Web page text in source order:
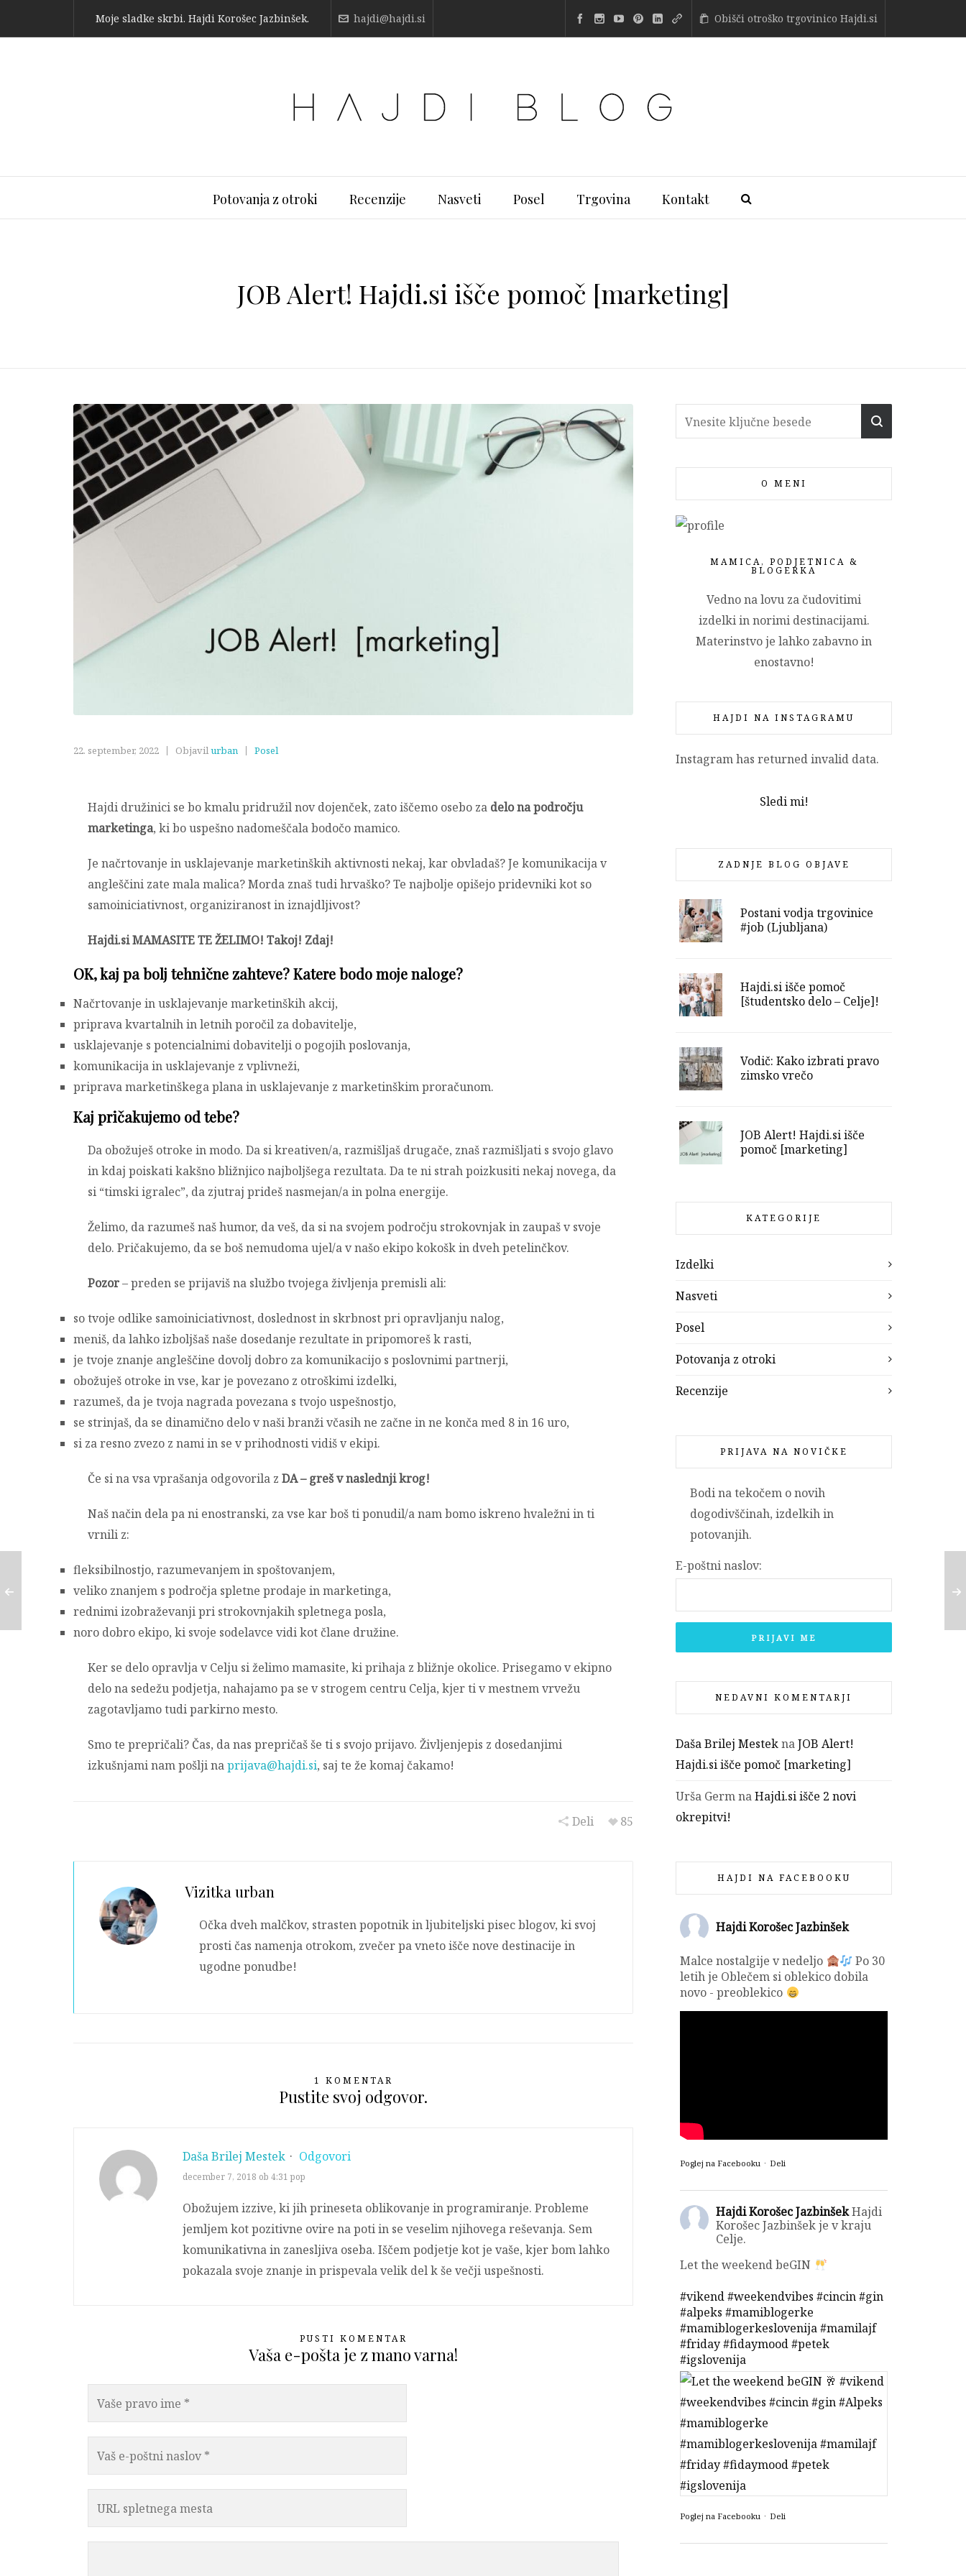
Moje sladke skrbi. Hajdi Korošec Jazbinšek. hajdi@hajdi.si Obišči otroško trgovinico Hajdi.si
Potovanja z otroki Recenzije Nasveti Posel Trgovina Kontakt
JOB Alert! Hajdi.si išče pomoč [marketing]
22. september, 2022 Objavilurban Posel
Hajdi družinici se bo kmalu pridružil nov dojenček, zato iščemo osebo za delo na področju
marketinga, ki bo uspešno nadomeščala bodočo mamico.
Je načrtovanje in usklajevanje marketinških aktivnosti nekaj, kar obvladaš? Je komunikacija v
angleščini zate mala malica? Morda znaš tudi hrvaško? Te najbolje opišejo pridevniki kot so
samoiniciativnost, organiziranost in iznajdljivost?
Hajdi.si MAMASITE TE ŽELIMO! Takoj! Zdaj!
OK, kaj pa bolj tehnične zahteve? Katere bodo moje naloge?
Načrtovanje in usklajevanje marketinških akcij,
priprava kvartalnih in letnih poročil za dobavitelje,
usklajevanje s potencialnimi dobavitelji o pogojih poslovanja,
komunikacija in usklajevanje z vplivneži,
priprava marketinškega plana in usklajevanje z marketinškim proračunom.
Kaj pričakujemo od tebe?
Da obožuješ otroke in modo. Da si kreativen/a, razmišljaš drugače, znaš razmišljati s svojo glavo
in kdaj poiskati kakšno bližnjico najboljšega rezultata. Da te ni strah poizkusiti nekaj novega, da
si “timski igralec”, da zjutraj prideš nasmejan/a in polna energije.
Želimo, da razumeš naš humor, da veš, da si na svojem področju strokovnjak in zaupaš v svoje
delo. Pričakujemo, da se boš nemudoma ujel/a v našo ekipo kokošk in dveh petelinčkov.
Pozor– preden se prijaviš na službo tvojega življenja premisli ali:
so tvoje odlike samoiniciativnost, doslednost in skrbnost pri opravljanju nalog,
meniš, da lahko izboljšaš naše dosedanje rezultate in pripomoreš k rasti,
je tvoje znanje angleščine dovolj dobro za komunikacijo s poslovnimi partnerji,
obožuješ otroke in vse, kar je povezano z otroškimi izdelki,
razumeš, da je tvoja nagrada povezana s tvojo uspešnostjo,
se strinjaš, da se dinamično delo v naši branži včasih ne začne in ne konča med 8 in 16 uro,
si za resno zvezo z nami in se v prihodnosti vidiš v ekipi.
Če si na vsa vprašanja odgovorila z DA – greš v naslednji krog!
Naš način dela pa ni enostranski, za vse kar boš ti ponudil/a nam bomo iskreno hvaležni in ti
vrnili z:
fleksibilnostjo, razumevanjem in spoštovanjem,
veliko znanjem s področja spletne prodaje in marketinga,
rednimi izobraževanji pri strokovnjakih spletnega posla,
noro dobro ekipo, ki svoje sodelavce vidi kot člane družine.
Ker se delo opravlja v Celju si želimo mamasite, ki prihaja z bližnje okolice. Prisegamo v ekipno
delo na sedežu podjetja, nahajamo pa se v strogem centru Celja, kjer ti v mestnem vrvežu
zagotavljamo tudi parkirno mesto.
Smo te prepričali? Čas, da nas prepričaš še ti s svojo prijavo. Življenjepis z dosedanjimi
izkušnjami nam pošlji naprijava@hajdi.si, saj te že komaj čakamo!
85
Deli
Vizitka urban
Očka dveh malčkov, strasten popotnik in ljubiteljski pisec blogov, ki svoj
prosti čas namenja otrokom, zvečer pa vneto išče nove destinacije in
ugodne ponudbe!
1 KOMENTAR
Pustite svoj odgovor.
Daša Brilej Mestek · Odgovori
december 7, 2018 ob 4:31 pop
Obožujem izzive, ki jih prineseta oblikovanje in programiranje. Probleme
jemljem kot pozitivne ovire na poti in se veselim njihovega reševanja. Sem
komunikativna in zanesljiva oseba. Iščem podjetje kot je vaše, kjer bom lahko
pokazala svoje znanje in prispevala velik del k še večji uspešnosti.
PUSTI KOMENTAR
Vaša e-pošta je z mano varna!
O MENI
MAMICA, PODJETNICA &
BLOGERKA
Vedno na lovu za čudovitimi
izdelki in norimi destinacijami.
Materinstvo je lahko zabavno in
enostavno!
HAJDI NA INSTAGRAMU
Instagram has returned invalid data.
Sledi mi!
ZADNJE BLOG OBJAVE
Postani vodja trgovinice
#job (Ljubljana)
Hajdi.si išče pomoč
[študentsko delo – Celje]!
Vodič: Kako izbrati pravo
zimsko vrečo
JOB Alert! Hajdi.si išče
pomoč [marketing]
KATEGORIJE
Izdelki
Nasveti
Posel
Potovanja z otroki
Recenzije
PRIJAVA NA NOVIČKE
Bodi na tekočem o novih
dogodivščinah, izdelkih in
potovanjih.
E-poštni naslov:
NEDAVNI KOMENTARJI
Daša Brilej MesteknaJOB Alert!
Hajdi.si išče pomoč [marketing]
Urša GermnaHajdi.si išče 2 novi
okrepitvi!
HAJDI NA FACEBOOKU
Hajdi Korošec Jazbinšek
Malce nostalgije v nedeljo
Po 30
letih je Oblečem si oblekico dobila
novo - preoblekico
Poglej na Facebooku · Deli
Hajdi Korošec JazbinšekHajdi
Korošec Jazbinšek je v kraju
Celje.
Let the weekend beGIN
#vikend#weekendvibes #cincin#gin
#alpeks #mamiblogerke
#mamiblogerkeslovenija#mamilajf
#friday#fidaymood#petek
#igslovenija
Poglej na Facebooku · Deli